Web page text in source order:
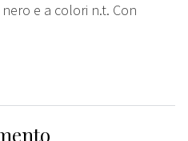
e a colori n.t. Con